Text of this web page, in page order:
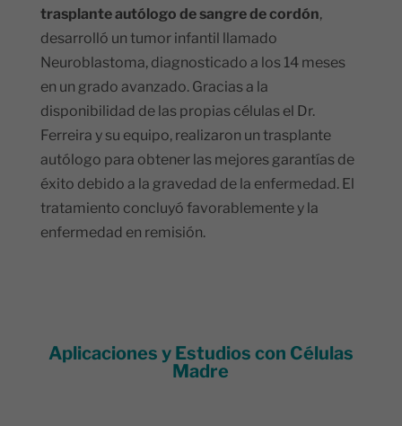
trasplante autólogo de sangre de cordón,
desarrolló un tumor infantil llamado
Neuroblastoma, diagnosticado a los 14 meses
en un grado avanzado. Gracias a la
disponibilidad de las propias células el Dr.
Ferreira y su equipo, realizaron un trasplante
autólogo para obtener las mejores garantías de
éxito debido a la gravedad de la enfermedad. El
tratamiento concluyó favorablemente y la
enfermedad en remisión.
Aplicaciones y Estudios con Células
Madre